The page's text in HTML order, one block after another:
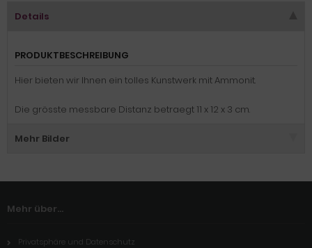
Details
PRODUKTBESCHREIBUNG
Hier bieten wir Ihnen ein tolles Kunstwerk mit Ammonit.
Die grösste messbare Distanz betraegt 11 x 12 x 3 cm.
Mehr Bilder
Mehr über...
Privatsphäre und Datenschutz